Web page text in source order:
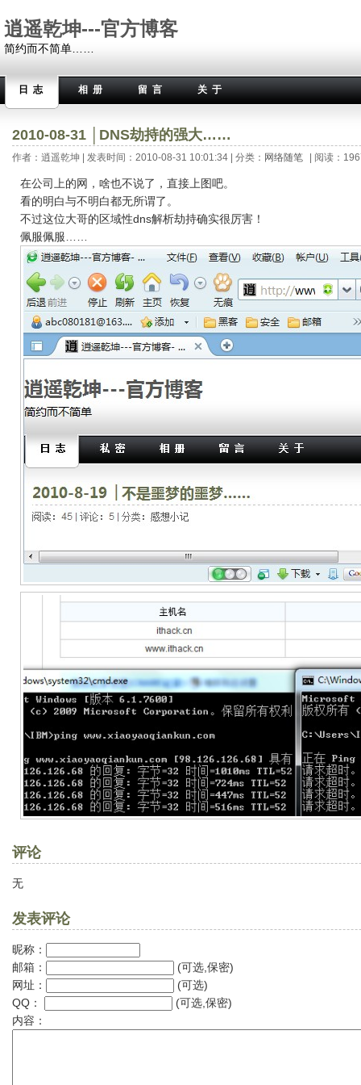
逍遥乾坤---官方博客
简约而不简单……
日志 相册 留言 关于
2010-08-31 │DNS劫持的强大……
作者：逍遥乾坤 | 发表时间：2010-08-31 10:01:34 | 分类： 网络随笔 | 阅读：
在公司上的网，啥也不说了，直接上图吧。
看的明白与不明白都无所谓了。
不过这位大哥的区域性dns解析劫持确实很厉害！
佩服佩服……
评论
无
发表评论
昵称：
邮箱：
(可选,保密)
网址：
(可选)
QQ：
(可选,保密)
内容：